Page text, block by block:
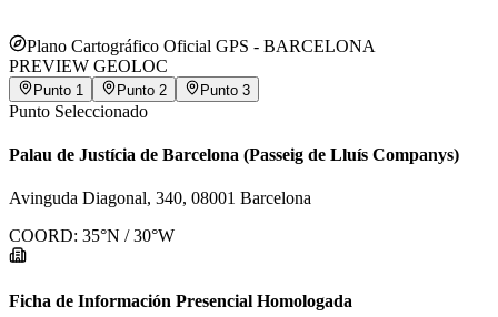
Plano Cartográfico Oficial GPS - BARCELONA
PREVIEW GEOLOC
Punto 1 Punto 2 Punto 3
Punto Seleccionado
Palau de Justícia de Barcelona (Passeig de Lluís Companys)
Avinguda Diagonal, 340, 08001 Barcelona
COORD: 35°N /30°W
Ficha de Información Presencial Homologada